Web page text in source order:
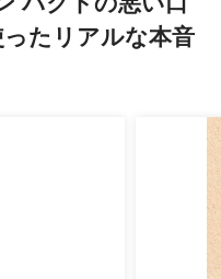
たリアルな本音